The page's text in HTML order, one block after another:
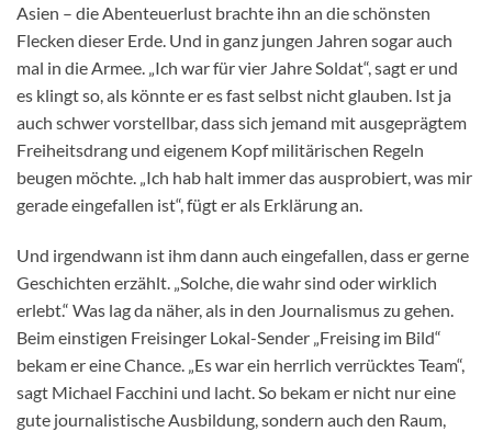
Asien – die Abenteuerlust brachte ihn an die schönsten
Flecken dieser Erde. Und in ganz jungen Jahren sogar auch
mal in die Armee. „Ich war für vier Jahre Soldat“, sagt er und
es klingt so, als könnte er es fast selbst nicht glauben. Ist ja
auch schwer vorstellbar, dass sich jemand mit ausgeprägtem
Freiheitsdrang und eigenem Kopf militärischen Regeln
beugen möchte. „Ich hab halt immer das ausprobiert, was mir
gerade eingefallen ist“, fügt er als Erklärung an.
Und irgendwann ist ihm dann auch eingefallen, dass er gerne
Geschichten erzählt. „Solche, die wahr sind oder wirklich
erlebt.“ Was lag da näher, als in den Journalismus zu gehen.
Beim einstigen Freisinger Lokal-Sender „Freising im Bild“
bekam er eine Chance. „Es war ein herrlich verrücktes Team“,
sagt Michael Facchini und lacht. So bekam er nicht nur eine
gute journalistische Ausbildung, sondern auch den Raum,